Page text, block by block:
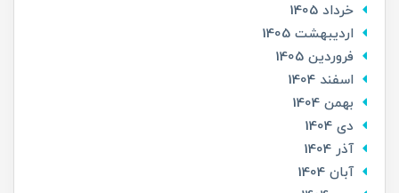
خرداد 1405
ارديبهشت 1405
فروردین 1405
اسفند 1404
بهمن 1404
دی 1404
آذر 1404
آبان 1404